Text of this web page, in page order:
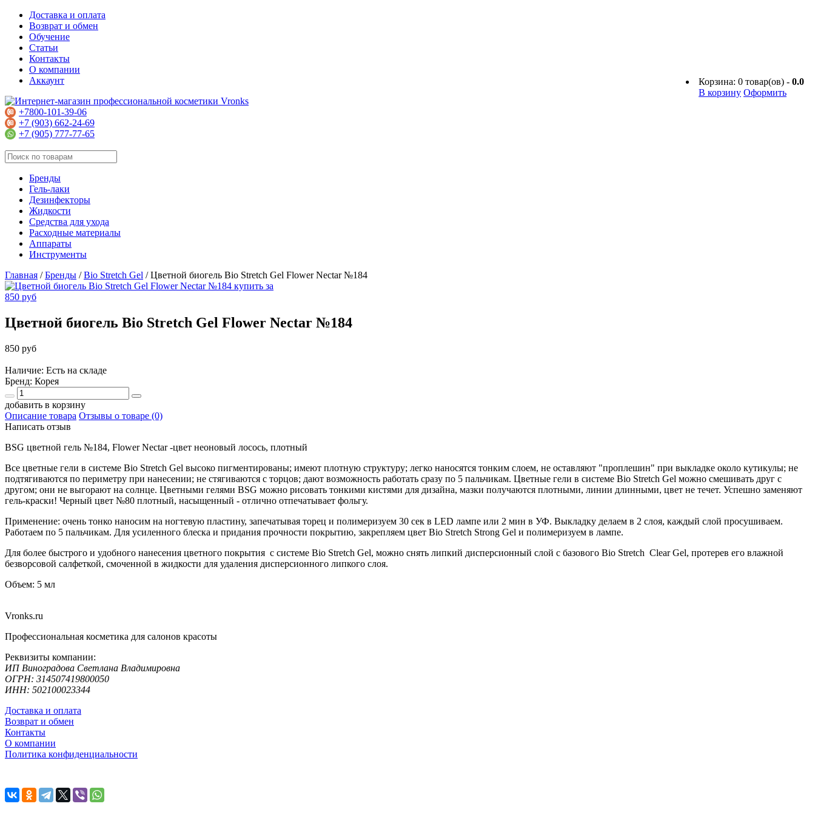
Доставка и оплата
Возврат и обмен
Обучение
Статьи
Контакты
О компании
Корзина: 0 товар(ов) - 0.0
В корзину Оформить
Аккаунт
+7800-101-39-06
+7 (903) 662-24-69
+7 (905) 777-77-65
Бренды
Гель-лаки
Дезинфекторы
Жидкости
Средства для ухода
Расходные материалы
Аппараты
Инструменты
Главная /Бренды /Bio Stretch Gel /Цветной биогель Bio Stretch Gel Flower Nectar №184
Цветной биогель Bio Stretch Gel Flower Nectar №184
850 руб
Наличие: Есть на складе
Бренд: Корея
добавить в корзину
Описание товара Отзывы о товаре (0)
Написать отзыв
BSG цветной гель №184, Flower Nectar -цвет неоновый лосось, плотный
Все цветные гели в системе Bio Stretch Gel высоко пигментированы; имеют плотную структуру; легко наносятся тонким слоем, не оставляют "проплешин" при выкладке около кутикулы; не
подтягиваются по периметру при нанесении; не стягиваются с торцов; дают возможность работать сразу по 5 пальчикам. Цветные гели в системе Bio Stretch Gel можно смешивать друг с
другом; они не выгорают на солнце. Цветными гелями BSG можно рисовать тонкими кистями для дизайна, мазки получаются плотными, линии длинными, цвет не течет. Успешно заменяют
гель-краски! Черный цвет №80 плотный, насыщенный - отлично отпечатывает фольгу.
Применение: очень тонко наносим на ногтевую пластину, запечатывая торец и полимеризуем 30 сек в LED лампе или 2 мин в УФ. Выкладку делаем в 2 слоя, каждый слой просушиваем.
Работаем по 5 пальчикам. Для усиленного блеска и придания прочности покрытию, закрепляем цвет Bio Stretch Strong Gel и полимеризуем в лампе.
Для более быстрого и удобного нанесения цветного покрытия с системе Bio Stretch Gel, можно снять липкий дисперсионный слой с базового Bio Stretch Clear Gel, протерев его влажной
безворсовой салфеткой, смоченной в жидкости для удаления дисперсионного липкого слоя.
Объем: 5 мл
Vronks.ru
Профессиональная косметика для салонов красоты
Реквизиты компании:
ИП Виноградова Светлана Владимировна
ОГРН: 314507419800050
ИНН: 502100023344
Доставка и оплата
Возврат и обмен
Контакты
О компании
Политика конфиденциальности